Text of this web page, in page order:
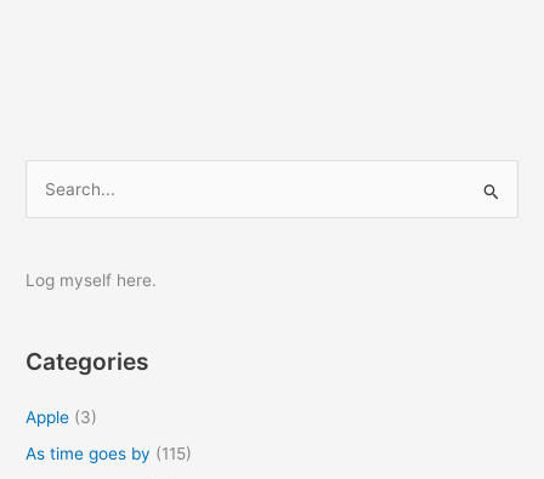
r
f
Log myself here.
Categories
Apple (3)
As time goes by (115)